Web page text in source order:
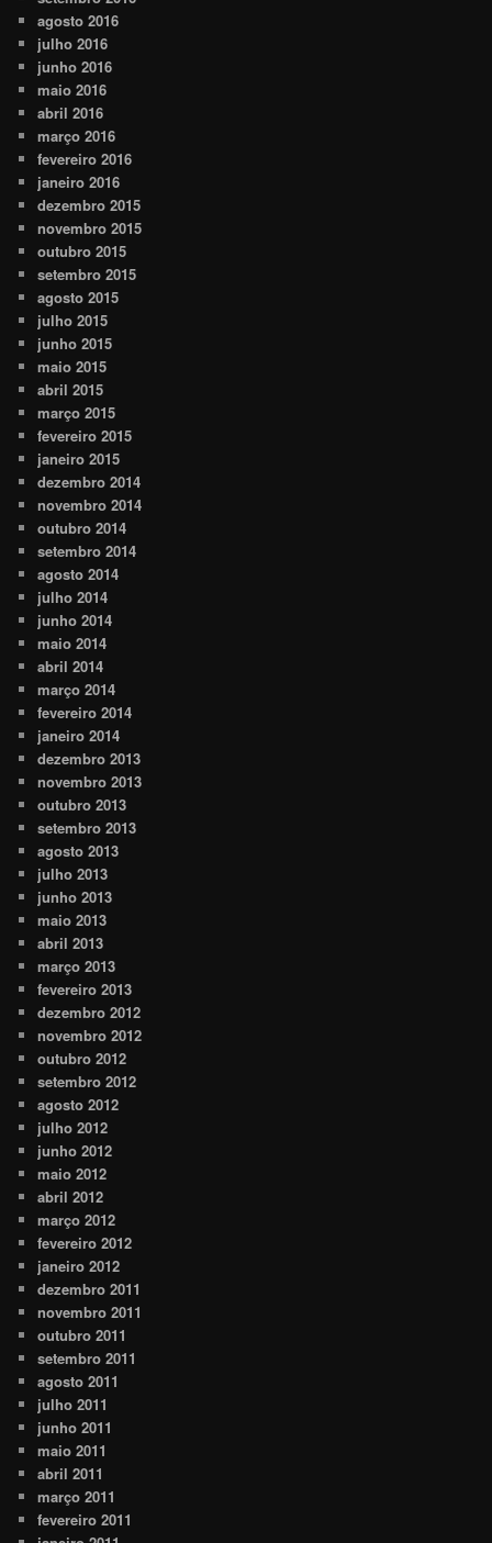
agosto 2016
julho 2016
junho 2016
maio 2016
abril 2016
março 2016
fevereiro 2016
janeiro 2016
dezembro 2015
novembro 2015
outubro 2015
setembro 2015
agosto 2015
julho 2015
junho 2015
maio 2015
abril 2015
março 2015
fevereiro 2015
janeiro 2015
dezembro 2014
novembro 2014
outubro 2014
setembro 2014
agosto 2014
julho 2014
junho 2014
maio 2014
abril 2014
março 2014
fevereiro 2014
janeiro 2014
dezembro 2013
novembro 2013
outubro 2013
setembro 2013
agosto 2013
julho 2013
junho 2013
maio 2013
abril 2013
março 2013
fevereiro 2013
dezembro 2012
novembro 2012
outubro 2012
setembro 2012
agosto 2012
julho 2012
junho 2012
maio 2012
abril 2012
março 2012
fevereiro 2012
janeiro 2012
dezembro 2011
novembro 2011
outubro 2011
setembro 2011
agosto 2011
julho 2011
junho 2011
maio 2011
abril 2011
março 2011
fevereiro 2011